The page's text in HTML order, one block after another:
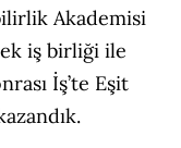
Akademisi
iş birliği ile
İş’te Eşit